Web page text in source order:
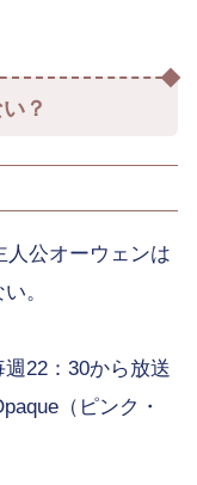
？
人公オーウェンは
。
22：30から放送
（ピンク・